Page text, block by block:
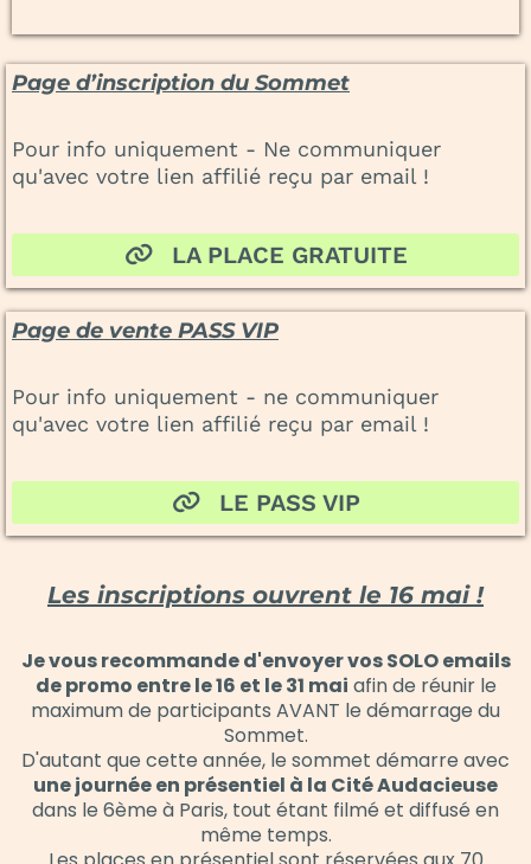
Page d’inscription du Sommet
Pour info uniquement - Ne communiquer
qu'avec votre lien affilié reçu par email !
LA PLACE GRATUITE
Page de vente PASS VIP
Pour info uniquement - ne communiquer
qu'avec votre lien affilié reçu par email !
LE PASS VIP
Les inscriptions ouvrent le 16 mai !
Je vous recommande d'envoyer vos SOLO emails
de promo entre le 16 et le 31 mai afin de réunir le
maximum de participants AVANT le démarrage du
Sommet.
D'autant que cette année, le sommet démarre avec
une journée en présentiel à la Cité Audacieuse
dans le 6ème à Paris, tout étant filmé et diffusé en
même temps.